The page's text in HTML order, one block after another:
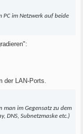
PC im Netzwerk auf beide
der LAN-Ports.
man im Gegensatz zu dem
DNS, Subnetzmaske etc.)